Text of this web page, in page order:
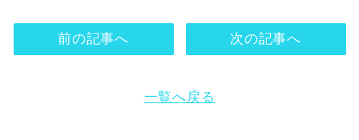
前の記事へ
一覧へ戻る
次の記事へ